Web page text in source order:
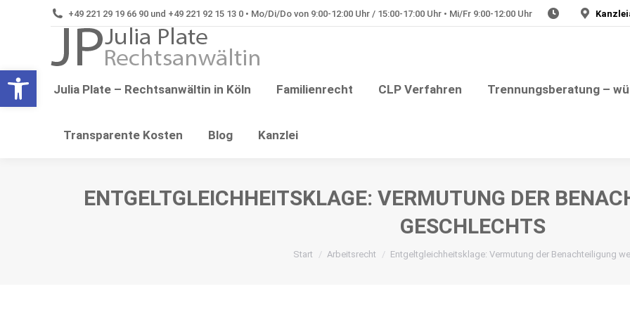
Open toolbar
+49 221 29 19 66 90 und +49 221 92 15 13 0 • Mo/Di/Do von 9:00-12:00 Uhr / 15:00-17:00 Uhr • Mi/Fr 9:00-12:00 Uhr
Julia Plate – Rechtsanwältin in Köln Familienrecht CLP Verfahren Trennungsberatung –
Transparente Kosten Blog Kanzlei
ENTGELTGLEICHHEITSKLAGE: VERMUTUNG DER
GESCHLECHTS
Sie befinden sich hier:
Start Arbeitsrecht Entgeltgleichheitsklage: Vermutung der Benachteiligung
Julia Plate –